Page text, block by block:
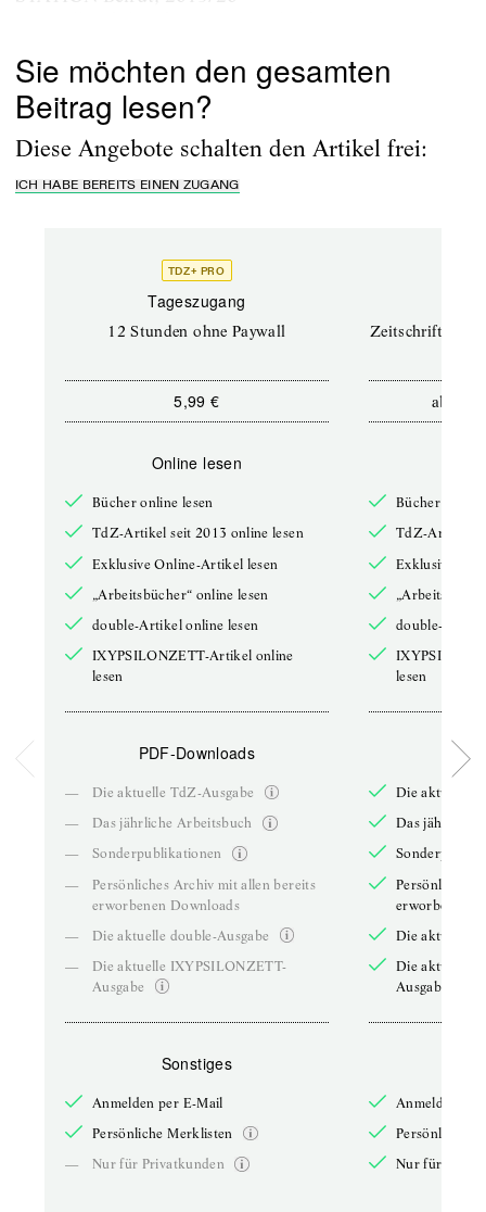
Sie möchten den gesamten
Beitrag lesen?
Diese Angebote schalten den Artikel frei:
ICH HABE BEREITS EINEN ZUGANG
TDZ+ PRO
Tageszugang
12 Stunden ohne Paywall
5,99 €
Online lesen
Bücher online lesen
TdZ-Artikel seit 2013 online lesen
Exklusive Online-Artikel lesen
„Arbeitsbücher“ online lesen
double-Artikel online lesen
IXYPSILONZETT-Artikel online
lesen
PDF-Downloads
—
Die aktuelle TdZ-Ausgabe
—
Das jährliche Arbeitsbuch
—
Sonderpublikationen
—
Persönliches Archiv mit allen bereits
erworbenen Downloads
—
Die aktuelle double-Ausgabe
—
Die aktuelle IXYPSILONZETT-
Ausgabe
Sonstiges
Anmelden per E-Mail
Persönliche Merklisten
—
Nur für Privatkunden
Zeitschriften
ab
Bücher online
TdZ-Artikel
Exklusive
double-
lesen
Die aktuelle
Das jährliche
Persönliches
erworbenen
Die aktuelle
Die aktuelle
Ausgabe
Anmelden
Persönliche
Nur für